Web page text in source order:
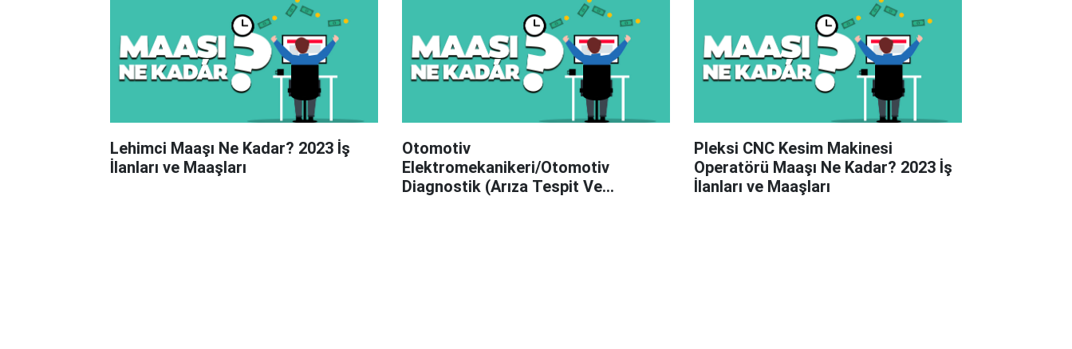
Lehimci Maaşı Ne Kadar? 2023 İş
İlanları ve Maaşları
Otomotiv
Elektromekanikeri/Otomotiv
Diagnostik (Arıza Tespit Ve
Pleksi CNC Kesim Makinesi
Operatörü Maaşı Ne Kadar? 2023 İş
İlanları ve Maaşları